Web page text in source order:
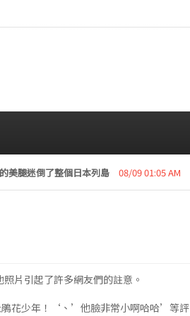
程” 08/08 01:05 AM
片引起了許多網友們的註意。
花少年！‘、’他臉非常小啊哈哈’等評